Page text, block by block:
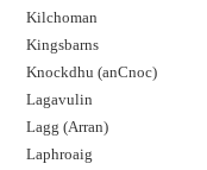
Kilchoman
Kingsbarns
Knockdhu (anCnoc)
Lagavulin
Lagg (Arran)
Laphroaig